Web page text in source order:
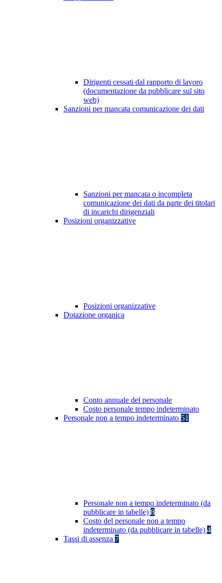
Dirigenti cessati dal rapporto di lavoro
(documentazione da pubblicare sul sito
web)
Sanzioni per mancata comunicazione dei dati
Sanzioni per mancata o incompleta
comunicazione dei dati da parte dei titolari
di incarichi dirigenziali
Posizioni organizzative
Posizioni organizzative
Dotazione organica
Conto annuale del personale
Costo personale tempo indeterminato
Personale non a tempo indeterminato 51
Personale non a tempo indeterminato (da
pubblicare in tabelle) 8
Costo del personale non a tempo
indeterminato (da pubblicare in tabelle) 4
Tassi di assenza 7